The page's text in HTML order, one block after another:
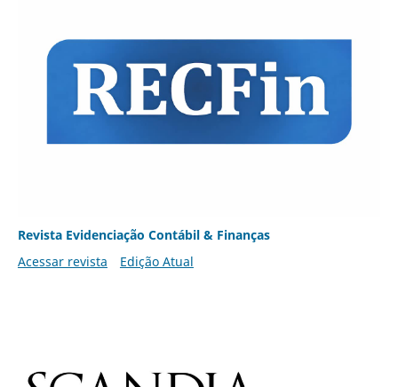
Revista Evidenciação Contábil & Finanças
Acessar revista
Edição Atual